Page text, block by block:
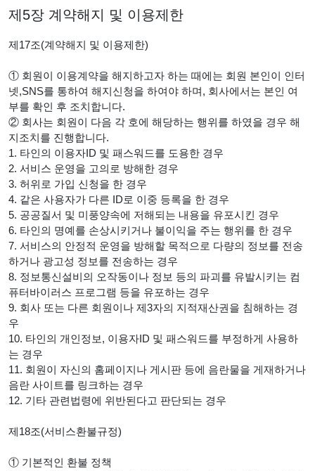
제5장 계약해지 및 이용제한
제17조(계약해지 및 이용제한)
① 회원이 이용계약을 해지하고자 하는 때에는 회원 본인이 인터
넷,SNS를 통하여 해지신청을 하여야 하며, 회사에서는 본인 여
부를 확인 후 조치합니다.
② 회사는 회원이 다음 각 호에 해당하는 행위를 하였을 경우 해
지조치를 진행합니다.
1. 타인의 이용자ID 및 패스워드를 도용한 경우
2. 서비스 운영을 고의로 방해한 경우
3. 허위로 가입 신청을 한 경우
4. 같은 사용자가 다른 ID로 이중 등록을 한 경우
5. 공공질서 및 미풍양속에 저해되는 내용을 유포시킨 경우
6. 타인의 명예를 손상시키거나 불이익을 주는 행위를 한 경우
7. 서비스의 안정적 운영을 방해할 목적으로 다량의 정보를 전송
하거나 광고성 정보를 전송하는 경우
8. 정보통신설비의 오작동이나 정보 등의 파괴를 유발시키는 컴
퓨터바이러스 프로그램 등을 유포하는 경우
9. 회사 또는 다른 회원이나 제3자의 지적재산권을 침해하는 경
우
10. 타인의 개인정보, 이용자ID 및 패스워드를 부정하게 사용하
는 경우
11. 회원이 자신의 홈페이지나 게시판 등에 음란물을 게재하거나
음란 사이트를 링크하는 경우
12. 기타 관련법령에 위반된다고 판단되는 경우
제18조(서비스환불규정)
① 기본적인 환불 정책